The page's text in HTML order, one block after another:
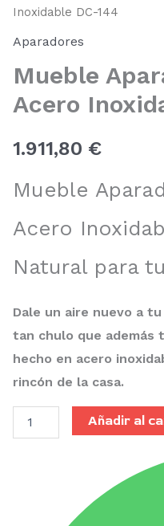
Inoxidable DC-144
Aparadores
Mueble
Acero
1.911,80 €
Mueble
Acero
Natural para
Dale un aire nuevo a
tan chulo que además
hecho en acero
rincón de la casa.
con
Acuario
Gris
de
Acero
Inoxidable
DC-
cantidad
Añadir al